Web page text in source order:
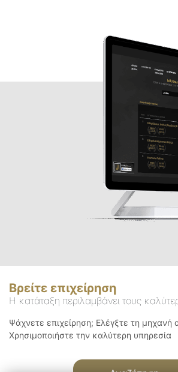
Βρείτε επιχείρηση
Η κατάταξη περιλαμβάνει τους
Ψάχνετε επιχείρηση; Ελέγξτε τη μηχανή
Χρησιμοποιήστε την καλύτερη υπηρεσία